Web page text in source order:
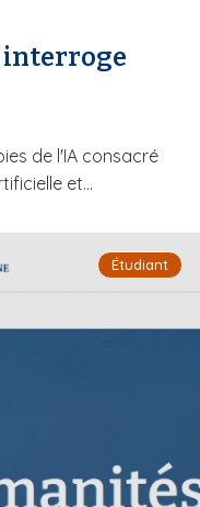
interroge
de l'IA consacré
et...
Étudiant